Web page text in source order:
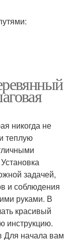
никогда не
теплую
задачей,
и соблюдения
руками. В
красивый
инструкцию.
Для начала вам